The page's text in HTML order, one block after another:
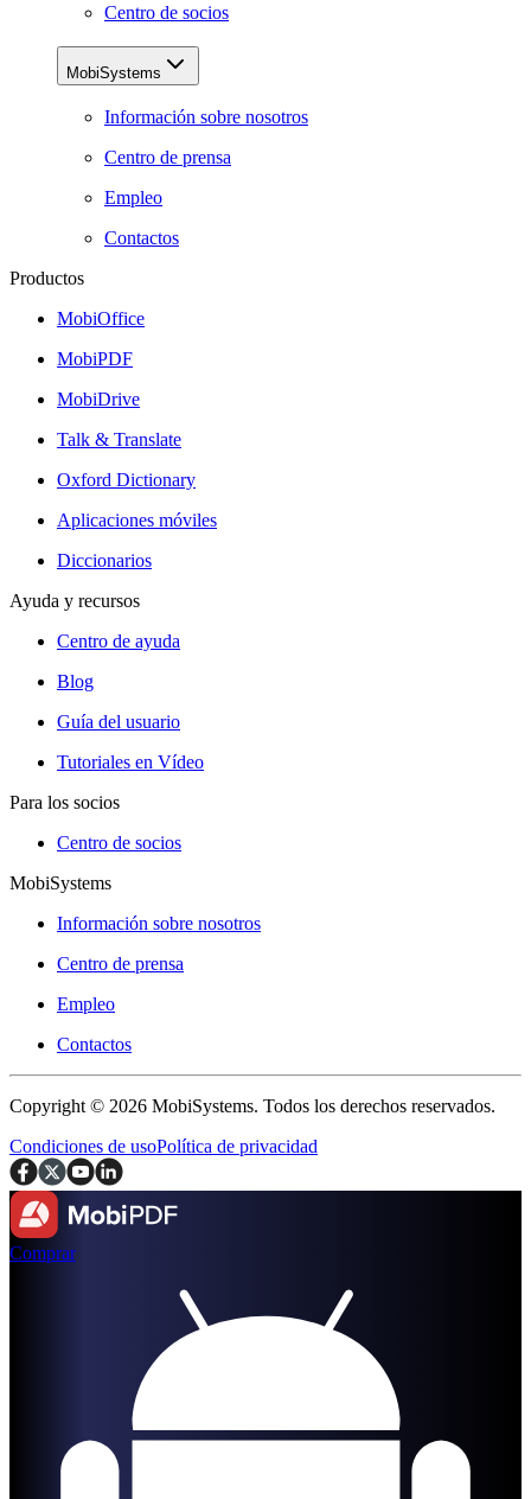
Centro de socios
MobiSystems
Información sobre nosotros
Centro de prensa
Empleo
Contactos
Productos
MobiOffice
MobiPDF
MobiDrive
Talk & Translate
Oxford Dictionary
Aplicaciones móviles
Diccionarios
Ayuda y recursos
Centro de ayuda
Blog
Guía del usuario
Tutoriales en Vídeo
Para los socios
Centro de socios
MobiSystems
Información sobre nosotros
Centro de prensa
Empleo
Contactos
Copyright © 2026 MobiSystems. Todos los derechos reservados.
Condiciones de usoPolítica de privacidad
Comprar